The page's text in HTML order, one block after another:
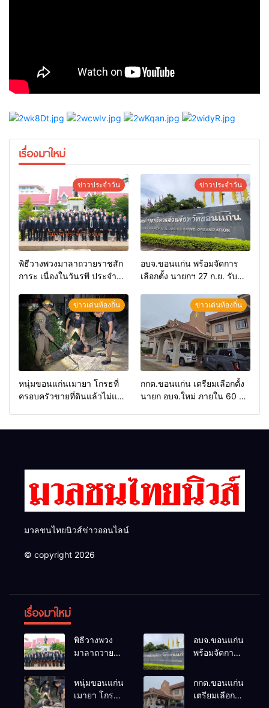
เรื่องมาใหม่
ข่าวประจำวัน
พิธีวางพวงมาลาถวายราชสัก
การะ เนื่องในวันรพี ประจำปี
วันรพี เพื่อเชื่อมความสัมพันธ์
อันดีของหน่วยงานใน
กระบวนการยุติธรรม
ข่าวประจำวัน
อบจ.ขอนแก่น พร้อมจัดการ
เลือกตั้ง นายกฯ 27 ก.ย. รับ
ลงสมัครรับการเลือกตั้งหาก
คุณสมบัติครบ มั่นใจคนใช้
สิทธิ์ทะลุ 70%
ข่าวเด่นท้องถิ่น
หนุ่มขอนแก่นเมายา โกรธที่
ครอบครัวขายที่ดินแล้วไม่แบ่ง
ข่าวเด่นท้องถิ่น
กกต.ขอนแก่น เตรียมเลือกตั้ง
นายก อบจ.ใหม่ ภายใน 60 วัน
มวลชนไทยนิวส์ข่าวออนไลน์
© copyright 2026
เรื่องมาใหม่
พิธีวางพวง
มาลาถวาย
เนื่องในวันรพี
ประจำปี
อบจ.ขอนแก่น
พร้อมจัดการ
ยกฯ 27 ก.ย.
รับสมัคร 17-
หนุ่มขอนแก่น
เมายา โกรธที่
กกต.ขอนแก่น
เตรียมเลือกตั้ง